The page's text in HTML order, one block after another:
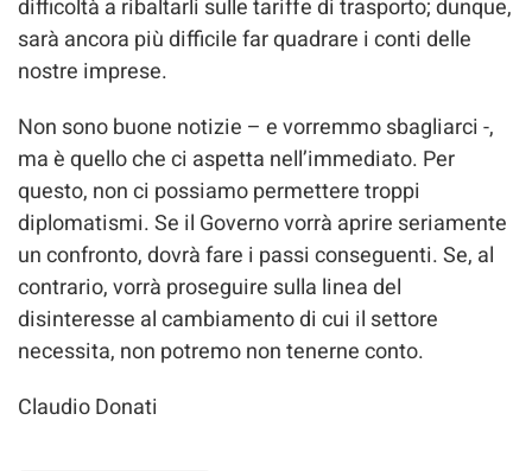
difficoltà a ribaltarli sulle tariffe di trasporto; dunque,
sarà ancora più difficile far quadrare i conti delle
nostre imprese.
Non sono buone notizie – e vorremmo sbagliarci -,
ma è quello che ci aspetta nell’immediato. Per
questo, non ci possiamo permettere troppi
diplomatismi. Se il Governo vorrà aprire seriamente
un confronto, dovrà fare i passi conseguenti. Se, al
contrario, vorrà proseguire sulla linea del
disinteresse al cambiamento di cui il settore
necessita, non potremo non tenerne conto.
Claudio Donati